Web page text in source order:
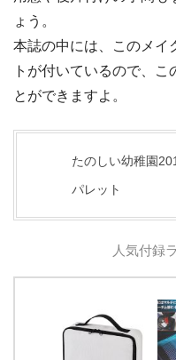
ょう。
本誌の中には、このメイ
トが付いているので、
とができますよ。
たのしい幼稚園
パレット
人気付録